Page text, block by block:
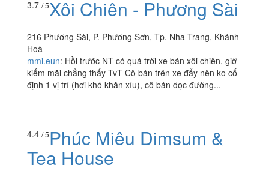
3.7 / 5Xôi Chiên - Phương Sài
216 Phương Sài, P. Phương Sơn, Tp. Nha Trang, Khánh
Hoà
mmi.eun: Hồi trước NT có quá trời xe bán xôi chiên, giờ
kiếm mãi chẳng thấy TvT Cô bán trên xe đẩy nên ko cố
định 1 vị trí (hơi khó khăn xíu), cô bán dọc đường...
4.4 / 5Phúc Miêu Dimsum &
Tea House